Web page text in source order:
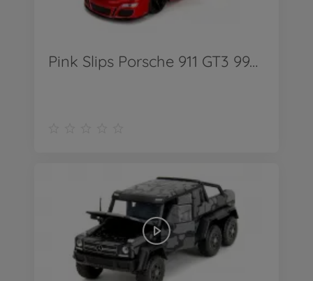
Pink Slips Porsche 911 GT3 997 1:24 - Produkt Video